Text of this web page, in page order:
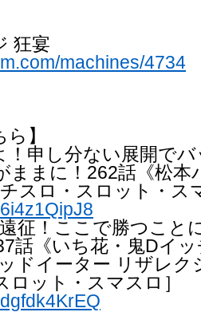
狂宴
machines/4734
】
！申し分ない展開で
ままに！262話《松本
スロ・スロット・ス
遠征！ここで勝つこと
話《いち花・鬼Dイ
ドイーター リザレク
ロット・スマスロ］